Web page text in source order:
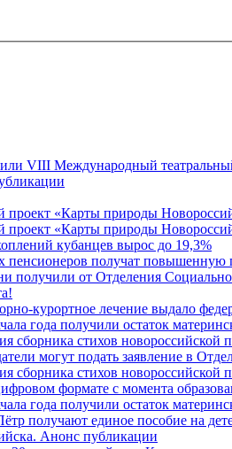
VIII Международный
проект «Карты природы
проект «Карты природы
кубанцев вырос до 19,3%
пенсионеров получат повышенную
получили от Отделения
курортное лечение выдало
года получили остаток
сборника стихов
могут подать заявление в
сборника стихов
формате с момента
года получили остаток
получают единое пособие на
Анонс публикации